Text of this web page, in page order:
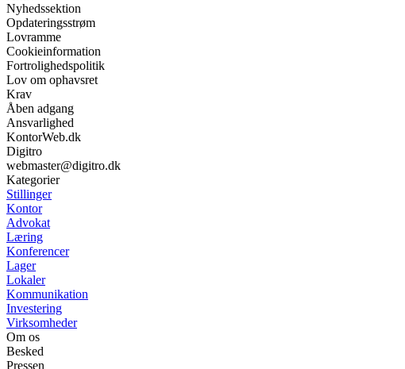
Nyhedssektion
Opdateringsstrøm
Lovramme
Cookieinformation
Fortrolighedspolitik
Lov om ophavsret
Krav
Åben adgang
Ansvarlighed
KontorWeb.dk
Digitro
webmaster@digitro.dk
Kategorier
Stillinger
Kontor
Advokat
Læring
Konferencer
Lager
Lokaler
Kommunikation
Investering
Virksomheder
Om os
Besked
Pressen